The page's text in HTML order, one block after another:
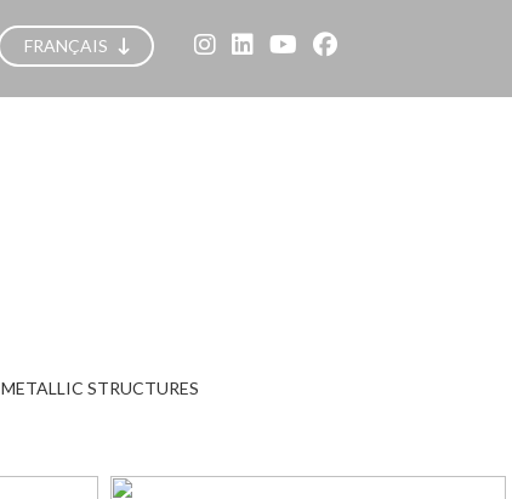
FRANÇAIS
METALLIC STRUCTURES